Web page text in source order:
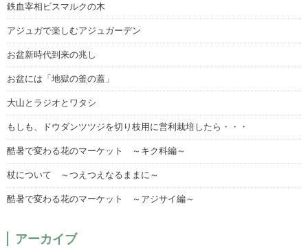
鉄血宰相ビスマルクの木
アジュガで楽しむアジュガーデン
お盆新時代到来の兆し
お盆には「地獄の釜の蓋」
大山とラジオとワタシ
もしも、ドウダンツツジを切り枝用に営利栽培したら・・・
酷暑で変わる花のマーケット ～キク科編～
杖について ～つえつえなるままに～
酷暑で変わる花のマーケット ～アジサイ編～
アーカイブ